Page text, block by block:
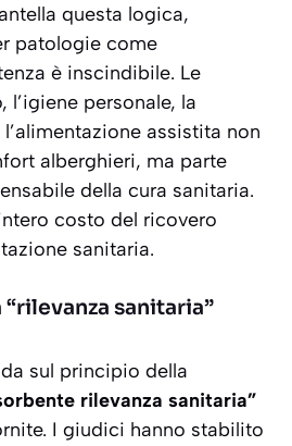
questa logica,
patologie come
è inscindibile. Le
personale, la
assistita non
alberghieri, ma parte
della cura sanitaria.
costo del ricovero
sanitaria.
sanitaria”
sul principio della
rilevanza sanitaria”
I giudici hanno stabilito